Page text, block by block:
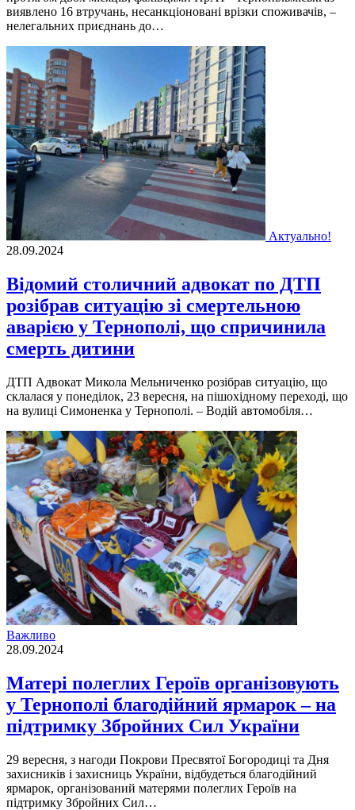
виявлено 16 втручань, несанкціоновані врізки споживачів, –
нелегальних приєднань до…
Актуально!
28.09.2024
Відомий столичний адвокат по ДТП
розібрав ситуацію зі смертельною
аварією у Тернополі, що спричинила
смерть дитини
ДТП Адвокат Микола Мельниченко розібрав ситуацію, що
склалася у понеділок, 23 вересня, на пішохідному переході, що
на вулиці Симоненка у Тернополі. – Водій автомобіля…
Важливо
28.09.2024
Матері полеглих Героїв організовують
у Тернополі благодійний ярмарок – на
підтримку Збройних Сил України
29 вересня, з нагоди Покрови Пресвятої Богородиці та Дня
захисників і захисниць України, відбудеться благодійний
ярмарок, організований матерями полеглих Героїв на
підтримку Збройних Сил…